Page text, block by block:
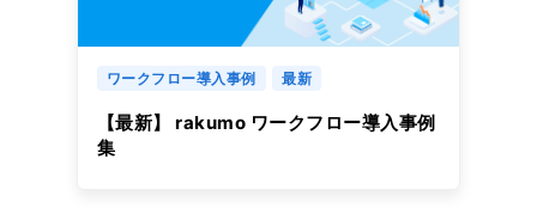
ワークフロー導入事例 最新
【最新】 rakumo ワークフロー導入事例
集